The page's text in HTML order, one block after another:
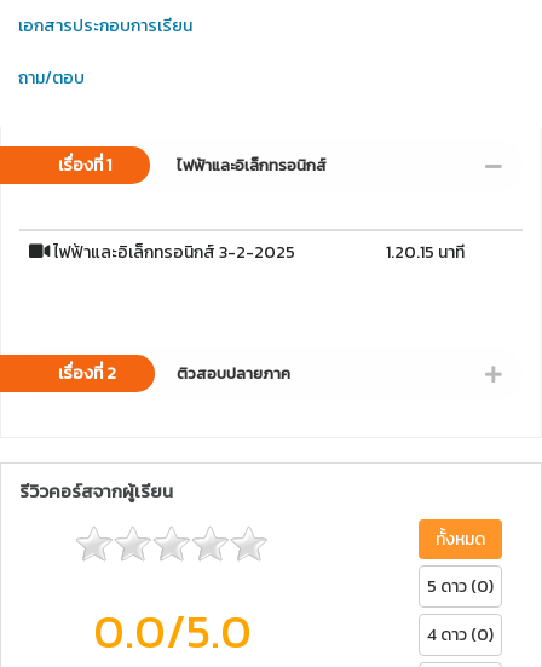
เอกสารประกอบการเรียน
ถาม/ตอบ
เรื่องที่ 1 ไฟฟ้าและอิเล็กทรอนิกส์
ไฟฟ้าและอิเล็กทรอนิกส์ 3-2-2025 1.20.15 นาที
เรื่องที่ 2 ติวสอบปลายภาค
รีวิวคอร์สจากผู้เรียน
0.0/5.0
ทั้งหมด
5 ดาว (0)
4 ดาว (0)